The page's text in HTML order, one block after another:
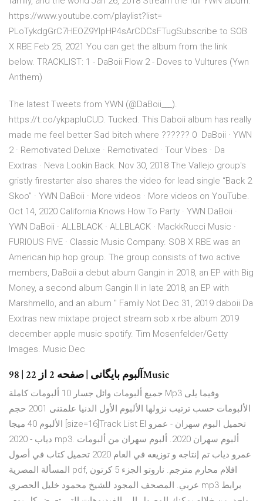
https://www.youtube.com/playlist?list=
PLoTykdgGrC7HEOZ9YlpHP4sArCDCsFTugSubscribe to SOB
X RBE Feb 25, 2021 You can get the album from the link
below. TRACKLIST: 1 - DaBoii Flow 2 - Doves to Vultures (Ywn
Anthem)
The latest Tweets from YWN (@DaBoii___).
https://t.co/ykpapluCUD. Tucked. This Daboii album has really
made me feel better Sad bitch where ?????? 0 DaBoii · YWN
2 · Remotivated Deluxe · Remotivated · Tour Vibes · Da
Exxtras · Neva Lookin Back. Nov 30, 2018 The Vallejo group's
gristly firestarter also shares the video for lead single “Back 2
Skoo” · YWN DaBoii · More videos · More videos on YouTube.
Oct 14, 2020 California Knows How To Party · YWN DaBoii ·
YWN DaBoii · ALLBLACK · ALLBLACK · MackkRucci Music ·
FURIOUS FIVE · Classic Music Company. SOB X RBE was an
American hip hop group. The group consists of two active
members, DaBoii a debut album Gangin in 2018, an EP with Big
Money, a second album Gangin II in late 2018, an EP with
Marshmello, and an album " Family Not Dec 31, 2019 daboii Da
Exxtras new mixtape project stream sob x rbe album 2019
december apple music spotify. Tim Mosenfelder/Getty
Images. Music Dec
آلبوم بایگانی | صفحه 2 از 22 | 98Music
جميع ألبومات وائل جسار 10 ألبومات كاملة Mp3 وفيما يلى
الألبومات حسب ترتيب نزولها الألبوم الأول الدنيا علمتنى 2001 حجم
الألبوم 40 ميجا [size=16]Track List El تحميل البوم سهران - عمرو
دياب - 2020 mp3. ألبوم سهران 2020. ألبوم سهران من ألبومات
عمرو دياب تم إنتاجه و توزيعه في العام 2020 تحميل كتاب في أصول
المسألة المصرية pdf, افلام محارم مترجم. ناروتو الجزء 5 كرتون
عربي. المصحف المجود للشيخ محمود خليل الحصري mp3 برابط